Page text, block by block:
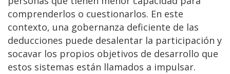
comprenderlos o cuestionarlos. En este
contexto, una gobernanza deficiente de las
deducciones puede desalentar la participación y
socavar los propios objetivos de desarrollo que
estos sistemas están llamados a impulsar.